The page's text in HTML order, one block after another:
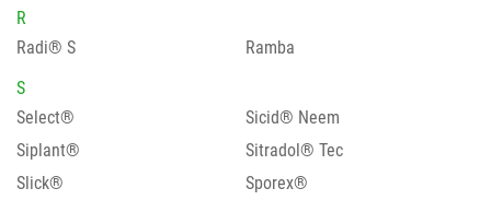
R
Radi® S
Ramba
S
Select®
Sicid® Neem
Siplant®
Sitradol® Tec
Slick®
Sporex®